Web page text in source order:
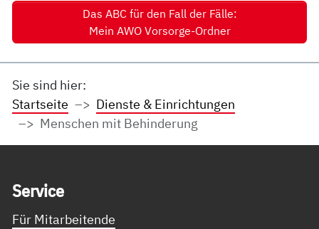
Das ABC für den Fall der Fälle:
Mein AWO Vorsorge-Ordner
Sie sind hier:
Startseite
Dienste & Einrichtungen
Menschen mit Behinderung
Ser­vice
Für Mitarbeitende